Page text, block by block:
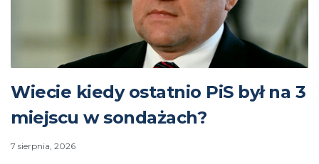
Wiecie kiedy ostatnio PiS był na 3
miejscu w sondażach?
7 sierpnia, 2026